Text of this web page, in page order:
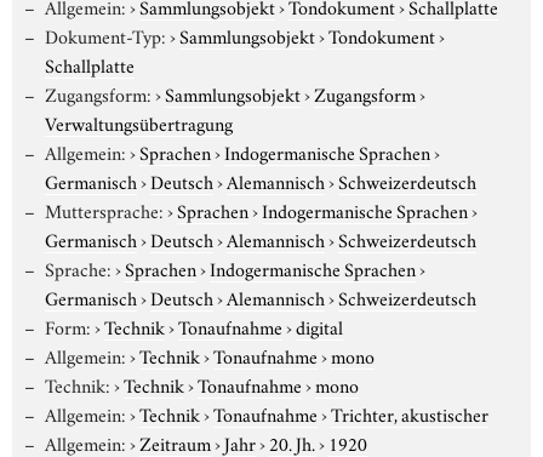
Allgemein:›Sammlungsobjekt›Tondokument›Schallplatte
Dokument-Typ:›Sammlungsobjekt›Tondokument›
Schallplatte
Zugangsform:›Sammlungsobjekt›Zugangsform›
Verwaltungsübertragung
Allgemein:›Sprachen›Indogermanische Sprachen›
Germanisch›Deutsch›Alemannisch›Schweizerdeutsch
Muttersprache:›Sprachen›Indogermanische Sprachen›
Germanisch›Deutsch›Alemannisch›Schweizerdeutsch
Sprache:›Sprachen›Indogermanische Sprachen›
Germanisch›Deutsch›Alemannisch›Schweizerdeutsch
Form:›Technik›Tonaufnahme›digital
Allgemein:›Technik›Tonaufnahme›mono
Technik:›Technik›Tonaufnahme›mono
Allgemein:›Technik›Tonaufnahme›Trichter, akustischer
Allgemein:›Zeitraum›Jahr›20. Jh.› 1920